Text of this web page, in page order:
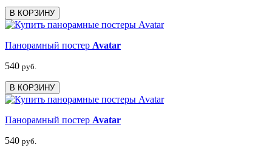
В КОРЗИНУ
Панорамный постер Avatar
540 руб.
В КОРЗИНУ
Панорамный постер Avatar
540 руб.